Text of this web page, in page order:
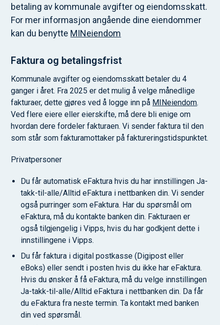
betaling av kommunale avgifter og eiendomsskatt.
For mer informasjon angående dine eiendommer
kan du benytte MINeiendom
Faktura og betalingsfrist
Kommunale avgifter og eiendomsskatt betaler du 4
ganger i året. Fra 2025 er det mulig å velge månedlige
fakturaer, dette gjøres ved å logge inn på MINeiendom.
Ved flere eiere eller eierskifte, må dere bli enige om
hvordan dere fordeler fakturaen. Vi sender faktura til den
som står som fakturamottaker på faktureringstidspunktet.
Privatpersoner
Du får automatisk eFaktura hvis du har innstillingen Ja-
takk-til-alle/Alltid eFaktura i nettbanken din. Vi sender
også purringer som eFaktura. Har du spørsmål om
eFaktura, må du kontakte banken din. Fakturaen er
også tilgjengelig i Vipps, hvis du har godkjent dette i
innstillingene i Vipps.
Du får faktura i digital postkasse (Digipost eller
eBoks) eller sendt i posten hvis du ikke har eFaktura.
Hvis du ønsker å få eFaktura, må du velge innstillingen
Ja-takk-til-alle/Alltid eFaktura i nettbanken din. Da får
du eFaktura fra neste termin. Ta kontakt med banken
din ved spørsmål.